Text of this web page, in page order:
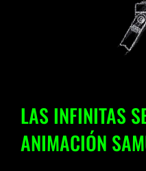
LAS INFINITAS
ANIMACIÓN